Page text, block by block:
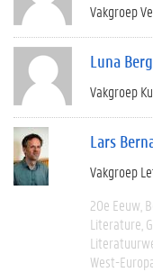
Vakgroep
Luna
Vakgroep
Lars
Vakgroep
20e Eeuw
Literature
West-